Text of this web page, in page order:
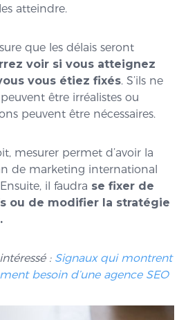
atteindre.
que les délais seront
voir si vous atteignez
vous étiez fixés. S’ils ne
être irréalistes ou
peuvent être nécessaires.
mesurer permet d’avoir la
de marketing international
il faudra se fixer de
ou de modifier la stratégie
: Signaux qui montrent
besoin d’une agence SEO